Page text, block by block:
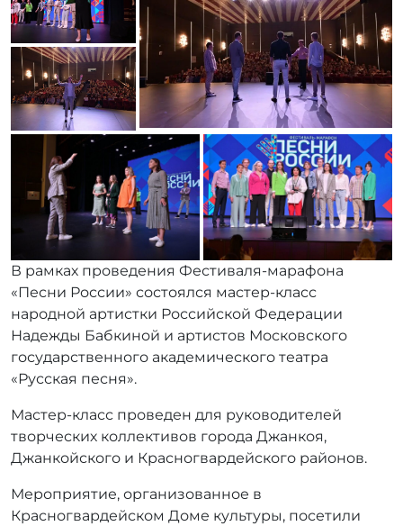
В рамках проведения Фестиваля-марафона
«Песни России» состоялся мастер-класс
народной артистки Российской Федерации
Надежды Бабкиной и артистов Московского
государственного академического театра
«Русская песня».
Мастер-класс проведен для руководителей
творческих коллективов города Джанкоя,
Джанкойского и Красногвардейского районов.
Мероприятие, организованное в
Красногвардейском Доме культуры, посетили